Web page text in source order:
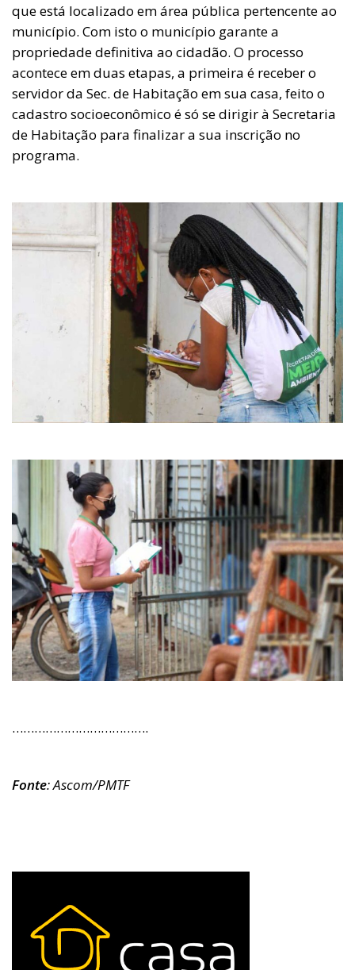
que está localizado em área pública pertencente ao
município. Com isto o município garante a
propriedade definitiva ao cidadão. O processo
acontece em duas etapas, a primeira é receber o
servidor da Sec. de Habitação em sua casa, feito o
cadastro socioeconômico é só se dirigir à Secretaria
de Habitação para finalizar a sua inscrição no
programa.
……………………………….
Fonte: Ascom/PMTF